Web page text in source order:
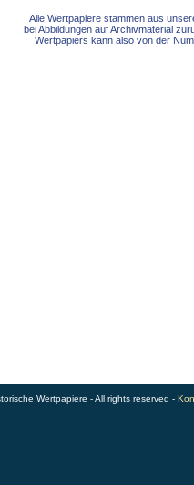
Alle Wertpapiere stammen aus
bei Abbildungen auf Archivmaterial
Wertpapiers kann also von der
Wertpapiere - All rights reserved -